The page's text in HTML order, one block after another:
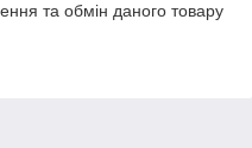
та обмін даного товару